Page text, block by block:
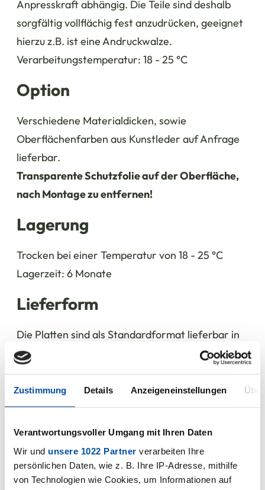
Zustimmung Details Anzeigeneinstellungen
Verantwortungsvoller Umgang mit Ihren Daten
Wir und unsere 1022 Partner verarbeiten Ihre
persönlichen Daten, wie z. B. Ihre IP-Adresse, mithilfe
von Technologien wie Cookies, um Informationen auf
Anpresskraft abhängig. Die Teile sind deshalb
sorgfältig vollflächig fest anzudrücken, geeignet
hierzu z.B. ist eine Andruckwalze.
Verarbeitungstemperatur: 18 - 25 °C
Option
Verschiedene Materialdicken, sowie
Oberflächenfarben aus Kunstleder auf Anfrage
lieferbar.
Transparente Schutzfolie auf der Oberfläche,
nach Montage zu entfernen!
Lagerung
Trocken bei einer Temperatur von 18 - 25 °C
Lagerzeit: 6 Monate
Lieferform
Die Platten sind als Standardformat lieferbar in
den Maßen
1000 x 1600 mm unbesäumt,
andere Abmessungen und Zuschnitte auf
Anfrage.
Haben Sie Fragen zu unserem